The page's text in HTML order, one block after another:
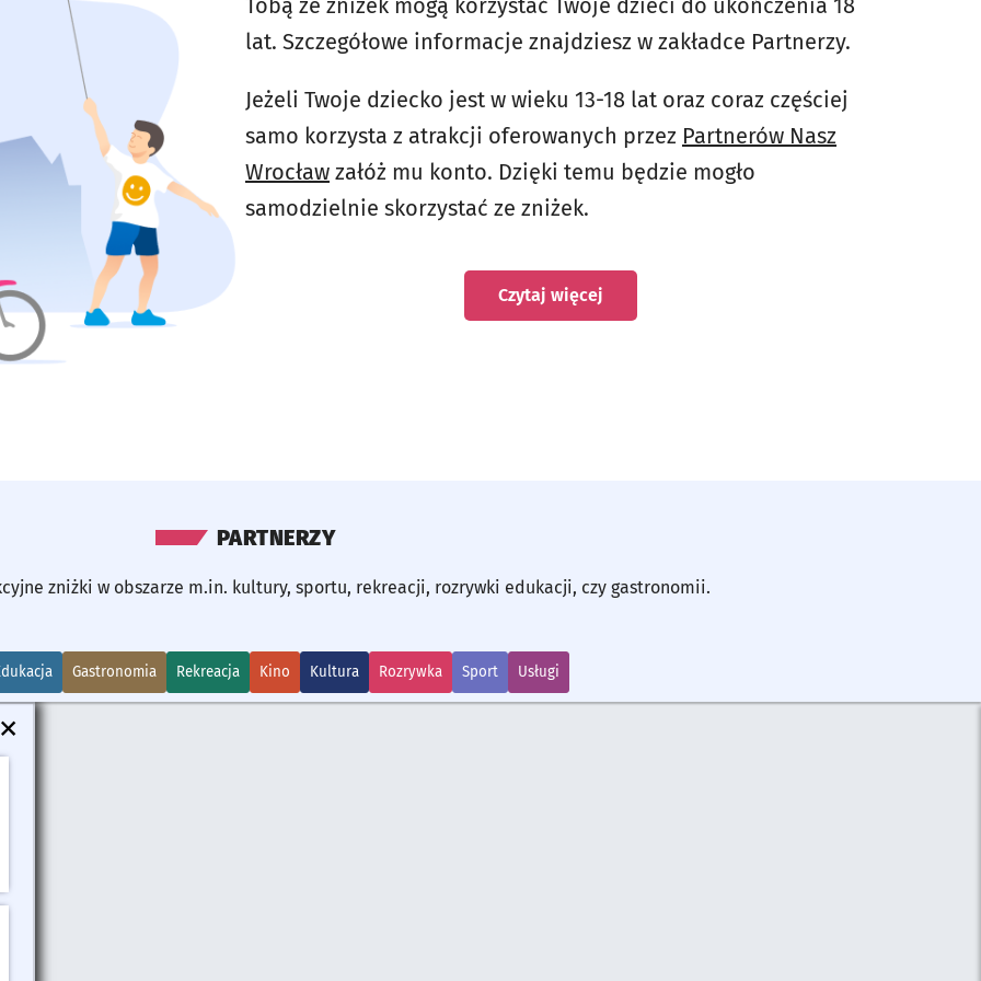
Tobą ze zniżek mogą korzystać Twoje dzieci do ukończenia 18
lat. Szczegółowe informacje znajdziesz w zakładce Partnerzy.
Jeżeli Twoje dziecko jest w wieku 13-18 lat oraz coraz częściej
samo korzysta z atrakcji oferowanych przez Partnerów Nasz
Wrocław załóż mu konto. Dzięki temu będzie mogło
samodzielnie skorzystać ze zniżek.
Czytaj więcej
PARTNERZY
zniżki w obszarze m.in. kultury, sportu, rekreacji, rozrywki edukacji, czy gastronomii.
KATEGORIE:
Gastronomia Rekreacja Kino Kultura Rozrywka Sport Usługi
Zamknij okno